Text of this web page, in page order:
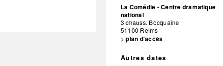
La Comédie - Centre dramatique
national
3 chauss. Bocquaine
51100 Reims
>plan d'accès
Autres dates